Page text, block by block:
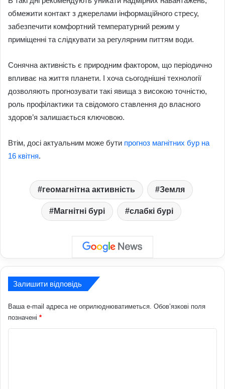
обмежити контакт з джерелами інформаційного стресу,
забезпечити комфортний температурний режим у
приміщенні та слідкувати за регулярним питтям води.
Сонячна активність є природним фактором, що періодично
впливає на життя планети. І хоча сьогоднішні технології
дозволяють прогнозувати такі явища з високою точністю,
роль профілактики та свідомого ставлення до власного
здоров’я залишається ключовою.
Втім, досі актуальним може бути прогноз магнітних бур на
16 квітня.
геомагнітна активність Земля
Магнітні бурі слабкі бурі
Залишити відповідь
Ваша e-mail адреса не оприлюднюватиметься. Обов’язкові поля
позначені *